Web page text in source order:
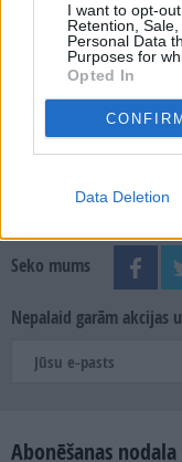
I want to opt-
Retention,
Personal Data
Purposes for
Opted In
Data Deletion
SKATĪT ŽURNĀLA
Seko mums
Nepalaid garām akcijas
Abonēšanas nodaļa